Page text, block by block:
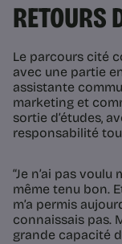
RETOURS
Le parcours cité
avec une partie
assistante
marketing et
sortie d’études,
responsabilité
“Je n’ai pas
même tenu bon.
m’a permis
connaissais pas.
grande capacité